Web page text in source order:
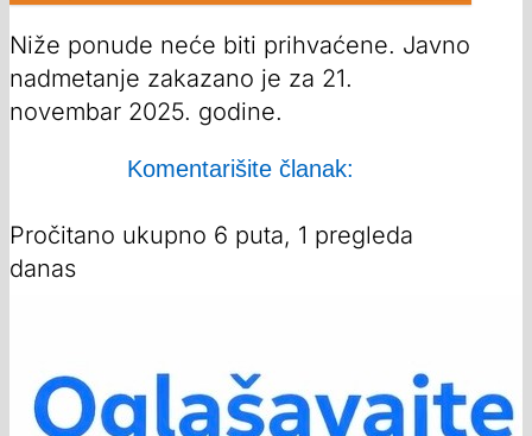
Niže ponude neće biti prihvaćene. Javno
nadmetanje zakazano je za 21.
novembar 2025. godine.
Komentarišite članak:
Pročitano ukupno 6 puta, 1 pregleda
danas